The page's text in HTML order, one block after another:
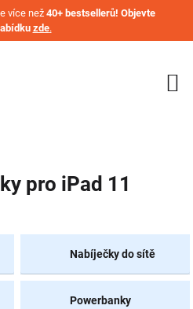
více než 40+ bestsellerů! Objevte
zde.
pro iPad 11
Nabíječky do sítě
Powerbanky